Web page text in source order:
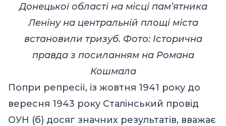
Донецької області на місці пам’ятника
Леніну на центральній площі міста
встановили тризуб. Фото: Історична
правда з посиланням на Романа
Кошмала
Попри репресії, із жовтня 1941 року до
вересня 1943 року Сталінський провід
ОУН (б) досяг значних результатів, вважає